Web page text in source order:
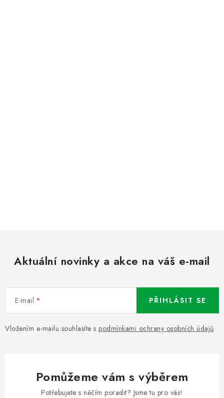
Aktuální novinky a akce na váš e-mail
E-mail
Vložením e-mailu souhlasíte s podmínkami ochrany osobních údajů
PŘIHLÁSIT SE
Pomůžeme vám s výběrem
Potřebujete s něčím poradit? Jsme tu pro vás!